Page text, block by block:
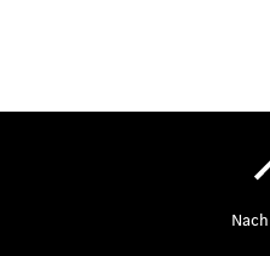
S-Klasse
Mercedes-